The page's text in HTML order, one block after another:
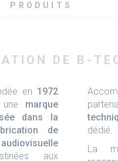
PRODUITS
DE B-
en 1972
marque
dans la
de
aux
dédié.
La